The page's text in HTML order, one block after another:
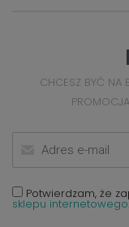
CHCESZ BYĆ NA
Potwierdzam, że
sklepu internetowego.